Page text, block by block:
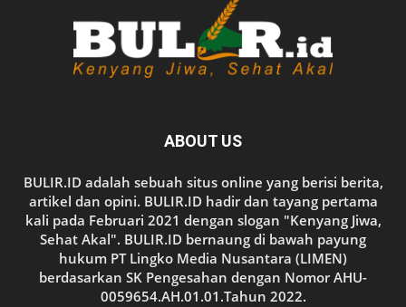
ABOUT US
BULIR.ID adalah sebuah situs online yang berisi berita,
artikel dan opini. BULIR.ID hadir dan tayang pertama
kali pada Februari 2021 dengan slogan "Kenyang Jiwa,
Sehat Akal". BULIR.ID bernaung di bawah payung
hukum PT Lingko Media Nusantara (LIMEN)
berdasarkan SK Pengesahan dengan Nomor AHU-
0059654.AH.01.01.Tahun 2022.